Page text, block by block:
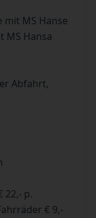
mit MS Hanse
MS Hansa
Abfahrt,
22,- p.
€ 9,-